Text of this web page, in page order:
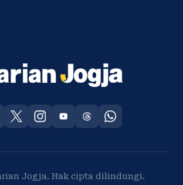
Jogja. Hak cipta dilindungi.